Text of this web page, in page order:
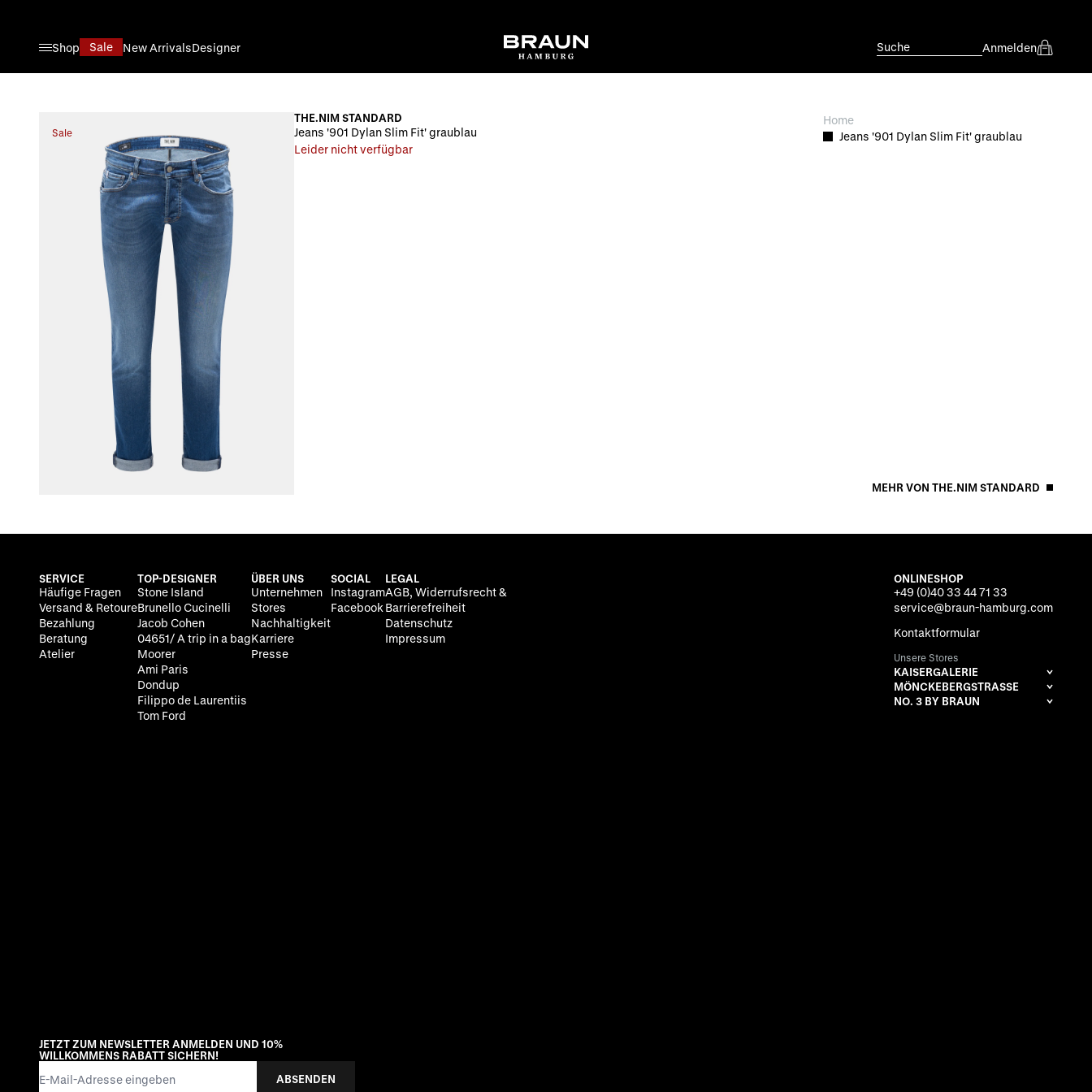
Shop
Sale New ArrivalsDesigner Suche Anmelden
Sale
THE.NIM STANDARD
Jeans '901 Dylan Slim Fit' graublau
Leider nicht verfügbar
Home
Jeans '901 Dylan Slim Fit' graublau
MEHR VON THE.NIM STANDARD
SERVICE
Häufige Fragen
Versand & Retoure
Bezahlung
Beratung
Atelier
TOP-DESIGNER
Stone Island
Brunello Cucinelli
Jacob Cohen
04651/ A trip in a bag
Moorer
Ami Paris
Dondup
Filippo de Laurentiis
Tom Ford
ÜBER UNS
Unternehmen
Stores
Nachhaltigkeit
Karriere
Presse
SOCIAL
Instagram
Facebook
LEGAL
AGB, Widerrufsrecht &
Barrierefreiheit
Datenschutz
Impressum
ONLINESHOP
+49 (0)40 33 44 71 33
service@braun-hamburg.com
Kontaktformular
Unsere Stores
KAISERGALERIE
MÖNCKEBERGSTRASSE
NO. 3 BY BRAUN
JETZT ZUM NEWSLETTER ANMELDEN UND 10%
WILLKOMMENS RABATT SICHERN!
ABSENDEN